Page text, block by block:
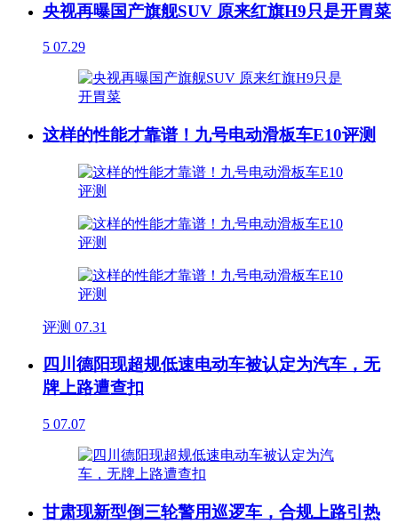
央视再曝国产旗舰SUV 原来红旗H9只是开胃菜
5 07.29
这样的性能才靠谱！九号电动滑板车E10评测
评测 07.31
四川德阳现超规低速电动车被认定为汽车，无
牌上路遭查扣
5 07.07
甘肃现新型倒三轮警用巡逻车，合规上路引热